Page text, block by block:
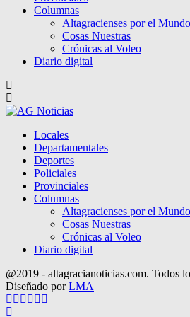
Columnas
Altagracienses por el Mundo
Cosas Nuestras
Crónicas al Voleo
Diario digital
Locales
Departamentales
Deportes
Policiales
Provinciales
Columnas
Altagracienses por el Mundo
Cosas Nuestras
Crónicas al Voleo
Diario digital
@2019 - altagracianoticias.com. Todos
Diseñado porLMA
Facebook
Twitter
Instagram
Pinterest
Google